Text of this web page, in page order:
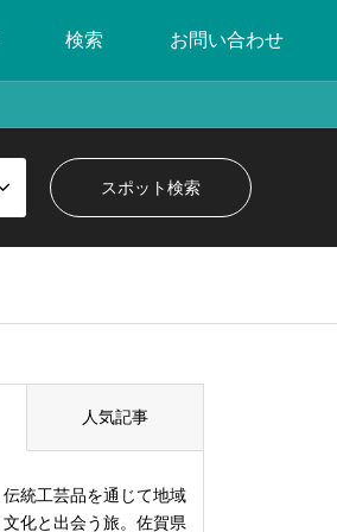
検索 お問い合わせ
人気記事
伝統工芸品を通じて地域
文化と出会う旅。佐賀県